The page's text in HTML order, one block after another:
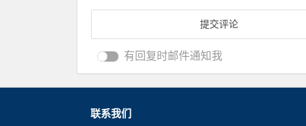
有回复时邮件通知我
联系我们